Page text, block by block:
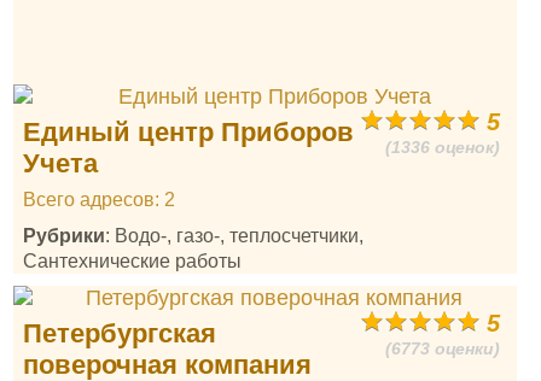
5
(1336 оценок)
Единый центр Приборов
Учета
Всего адресов: 2
Рубрики: Водо-, газо-, теплосчетчики,
Сантехнические работы
5
(6773 оценки)
Петербургская
поверочная компания